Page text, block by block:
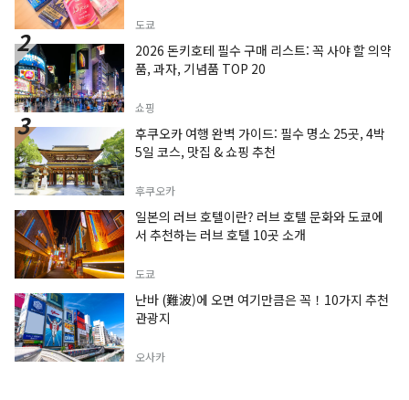
도쿄
2026 돈키호테 필수 구매 리스트: 꼭 사야 할 의약
품, 과자, 기념품 TOP 20
쇼핑
후쿠오카 여행 완벽 가이드: 필수 명소 25곳, 4박
5일 코스, 맛집 & 쇼핑 추천
후쿠오카
일본의 러브 호텔이란? 러브 호텔 문화와 도쿄에
서 추천하는 러브 호텔 10곳 소개
도쿄
난바 (難波)에 오면 여기만큼은 꼭！10가지 추천
관광지
오사카